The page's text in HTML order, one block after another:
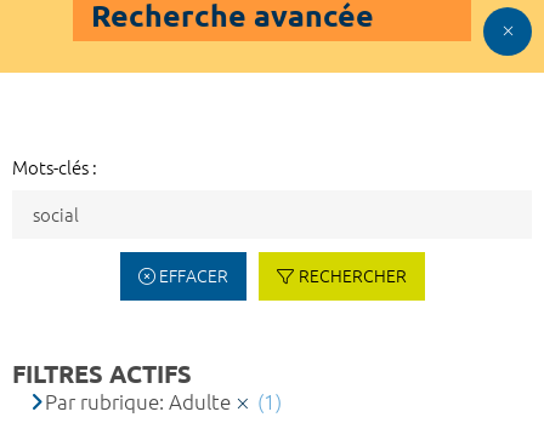
Recherche avancée
Mots-clés :
EFFACER RECHERCHER
FILTRES ACTIFS
Par rubrique: Adulte (1)